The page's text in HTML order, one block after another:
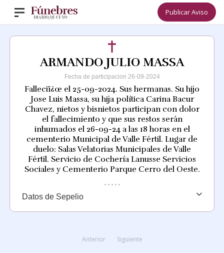
Publicar Aviso
ARMANDO JULIO MASSA
Fecha de participacion 26-09-2024
Falleciï¿œ el 25-09-2024. Sus hermanas. Su hijo
Jose Luis Massa, su hija política Carina Bacur
Chavez, nietos y bisnietos participan con dolor
el fallecimiento y que sus restos serán
inhumados el 26-09-24 a las 18 horas en el
cementerio Municipal de Valle Fértil. Lugar de
duelo: Salas Velatorias Municipales de Valle
Fértil. Servicio de Cochería Lanusse Servicios
Sociales y Cementerio Parque Cerro del Oeste.
Datos de Sepelio
Anterior Siguiente